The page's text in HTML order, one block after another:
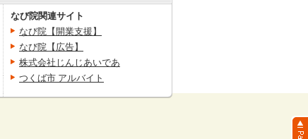
なび院関連サイト
なび院【開業支援】
なび院【広告】
株式会社じんじあいであ
つくば市 アルバイト